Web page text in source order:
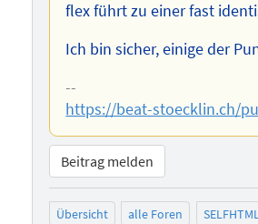
flex führt zu einer fast
Ich bin sicher, einige der
--
https://beat-stoecklin.ch/
Beitrag melden
Übersicht alle Foren